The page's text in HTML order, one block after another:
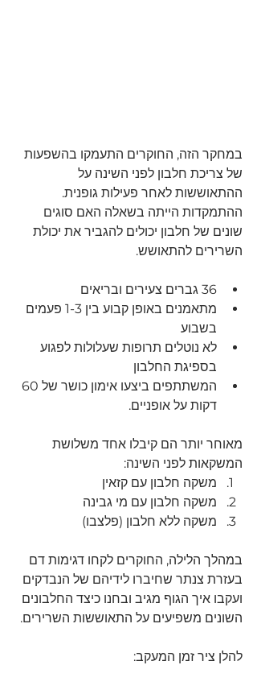
במחקר הזה, החוקרים התעמקו בהשפעות
של צריכת חלבון לפני השינה על
ההתאוששות לאחר פעילות גופנית.
ההתמקדות הייתה בשאלה האם סוגים
שונים של חלבון יכולים להגביר את יכולת
השרירים להתאושש.
36 גברים צעירים ובריאים
מתאמנים באופן קבוע בין 1-3 פעמים
בשבוע
לא נוטלים תרופות שעלולות לפגוע
בספיגת החלבון
דקות על אופניים.
מאוחר יותר הם קיבלו אחד משלושת
המשקאות לפני השינה:
משקה חלבון עם קזאין
משקה חלבון עם מי גבינה
משקה ללא חלבון (פלצבו)
במהלך הלילה, החוקרים לקחו דגימות דם
בעזרת צנתר שחיברו לידיהם של הנבדקים
ועקבו איך הגוף מגיב ובחנו כיצד החלבונים
השונים משפיעים על התאוששות השרירים.
להלן ציר זמן המעקב: